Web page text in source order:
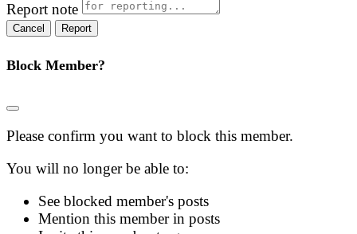
Report note
Report
Block Member?
Please confirm you want to block this member.
You will no longer be able to:
See blocked member's posts
Mention this member in posts